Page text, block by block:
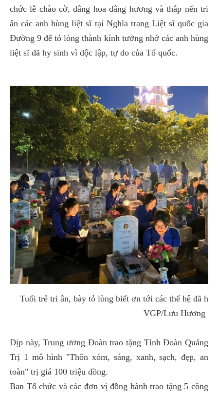
chức lễ chào cờ, dâng hoa dâng hương và thắp nến tri
ân các anh hùng liệt sĩ tại Nghĩa trang Liệt sĩ quốc gia
Đường 9 để tỏ lòng thành kính tưởng nhớ các anh hùng
liệt sĩ đã hy sinh vì độc lập, tự do của Tổ quốc.
Tuổi trẻ tri ân, bày tỏ lòng biết ơn tới các thế hệ đã hi
VGP/Lưu Hương
Dịp này, Trung ương Đoàn trao tặng Tỉnh Đoàn Quảng
Trị 1 mô hình "Thôn xóm, sáng, xanh, sạch, đẹp, an
toàn" trị giá 100 triệu đồng.
Ban Tổ chức và các đơn vị đồng hành trao tặng 5 công